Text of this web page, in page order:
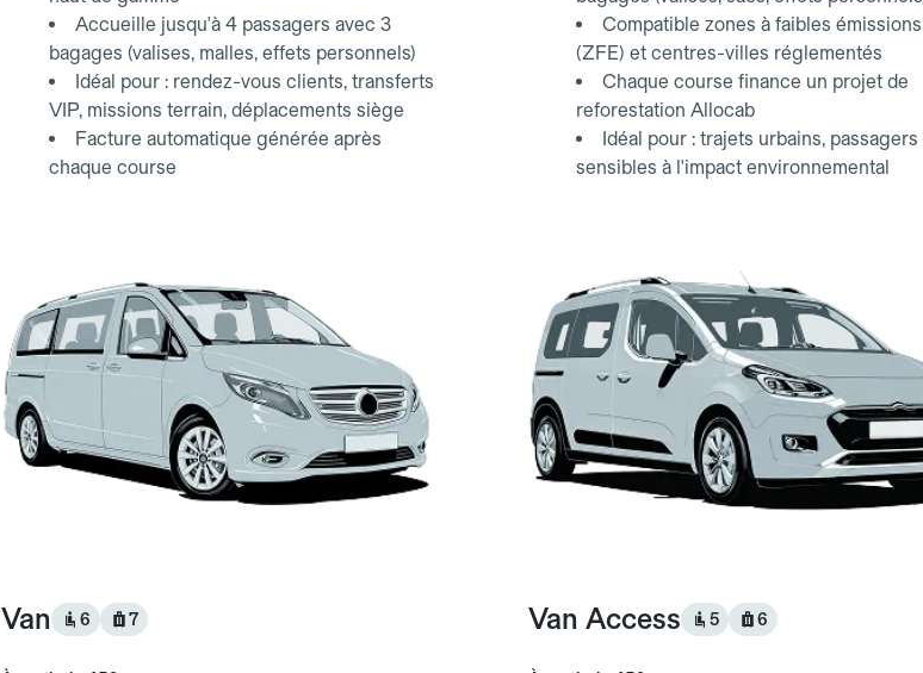
Accueille jusqu'à 4 passagers avec 3
bagages (valises, malles, effets personnels)
Idéal pour : rendez-vous clients, transferts
VIP, missions terrain, déplacements siège
Facture automatique générée après
chaque course
Compatible zones à faibles émissions
(ZFE) et centres-villes réglementés
Chaque course finance un projet de
reforestation Allocab
Idéal pour : trajets urbains, passagers
sensibles à l'impact environnemental
Van 6 7 Van Access 5 6